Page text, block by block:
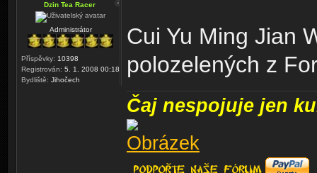
Dzin Tea Racer
Administrátor
Příspěvky: 10398
Registrován: 5. 1. 2008 00:18
Bydliště: Jihočech
Cui Yu Ming Jian
polozelených z
Čaj nespojuje jen